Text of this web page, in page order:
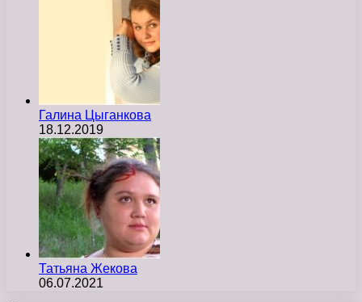
Галина Цыганкова
18.12.2019
Татьяна Жекова
06.07.2021